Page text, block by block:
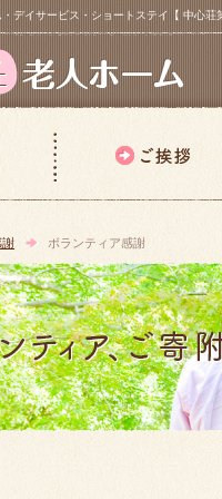
デイサービス・ショートステイ【 中心
謝 ボランティア感謝